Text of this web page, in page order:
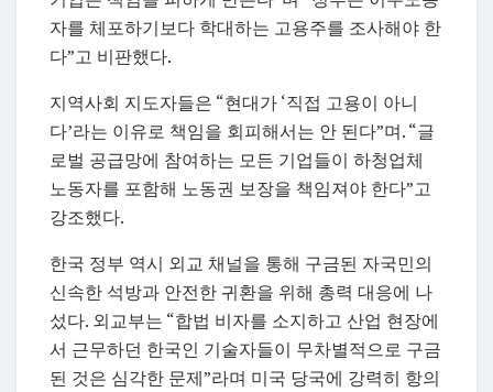
자를 체포하기보다 학대하는 고용주를 조사해야 한
다”고 비판했다.
지역사회 지도자들은 “현대가 ‘직접 고용이 아니
다’라는 이유로 책임을 회피해서는 안 된다”며. “글
로벌 공급망에 참여하는 모든 기업들이 하청업체
노동자를 포함해 노동권 보장을 책임져야 한다”고
강조했다.
한국 정부 역시 외교 채널을 통해 구금된 자국민의
신속한 석방과 안전한 귀환을 위해 총력 대응에 나
섰다. 외교부는 “합법 비자를 소지하고 산업 현장에
서 근무하던 한국인 기술자들이 무차별적으로 구금
된 것은 심각한 문제”라며 미국 당국에 강력히 항의